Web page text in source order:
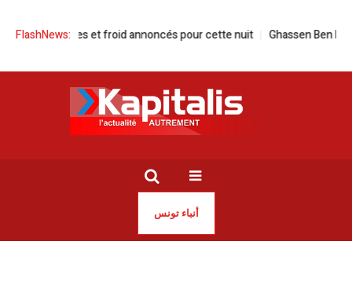
FlashNews:
pluies et froid annoncés pour cette nuit Ghassen Ben Khelifa
أنباء تونس